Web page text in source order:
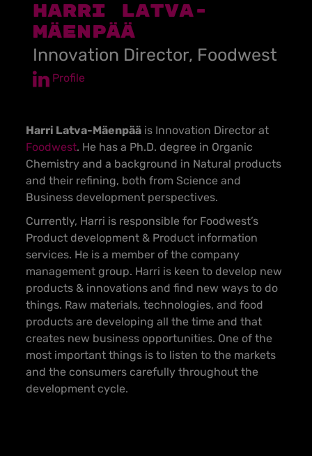
Harri Latva-
Mäenpää
Innovation Director, Foodwest
Profile
Harri Latva-Mäenpää is Innovation Director at
Foodwest. He has a Ph.D. degree in Organic
Chemistry and a background in Natural products
and their refining, both from Science and
Business development perspectives.
Currently, Harri is responsible for Foodwest’s
Product development & Product information
services. He is a member of the company
management group. Harri is keen to develop new
products & innovations and find new ways to do
things. Raw materials, technologies, and food
products are developing all the time and that
creates new business opportunities. One of the
most important things is to listen to the markets
and the consumers carefully throughout the
development cycle.